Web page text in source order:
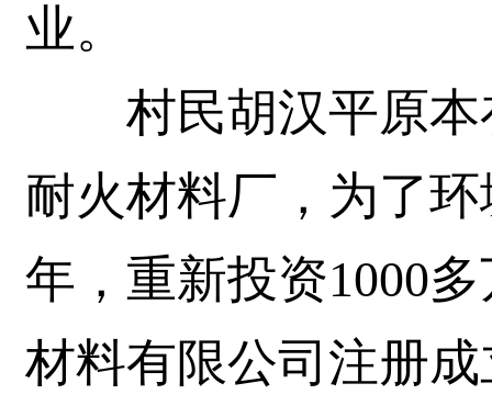
业。
村民胡汉平原本
耐火材料厂，为了
年，重新投资1000
材料有限公司注册